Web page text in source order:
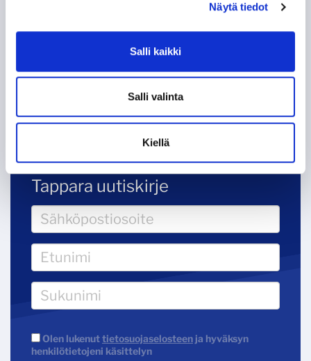
Näytä tiedot
Salli kaikki
Salli valinta
Kiellä
KOHTI AMMATTILAISUUTTA, OSA 2: EUROOPAN
KOHTI AMMATTILAISUUTTA, OSA 1:
Tappara uutiskirje
Olen lukenuttietosuojaselosteen ja hyväksyn
henkilötietojeni käsittelyn